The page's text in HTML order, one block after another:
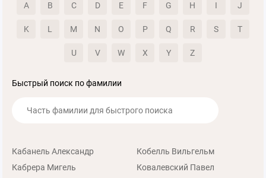
A B C D E F G H I J
K L M N O P Q R S T
U V W X Y Z
Быстрый поиск по фамилии
Кабанель Александр
Кабрера Мигель
Кобелль Вильгельм
Ковалевский Павел